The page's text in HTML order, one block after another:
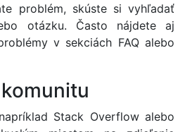
problém, skúste si vyhľadať
otázku. Často nájdete aj
v sekciách FAQ alebo
Stack Overflow alebo